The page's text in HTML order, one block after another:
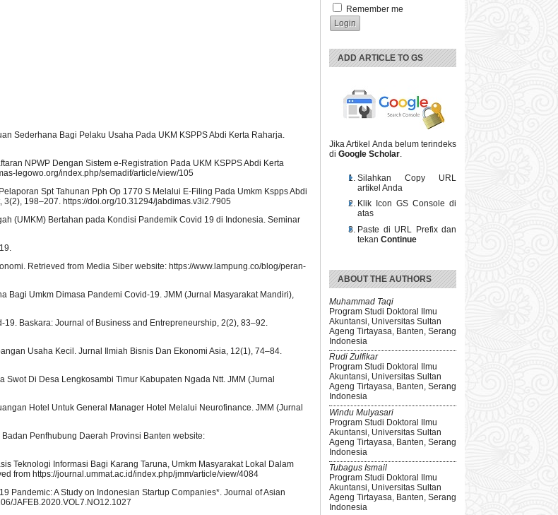
Remember me
ADD ARTICLE TO GS
Jika Artikel Anda belum terindeks
di Google Scholar
Silahkan Copy URL
artikel Anda
Klik Icon GS Console di
atas
Paste di URL Prefix dan
tekan Continue
ABOUT THE AUTHORS
Muhammad Taqi
Program Studi Doktoral Ilmu
Akuntansi, Universitas Sultan
Ageng Tirtayasa, Banten, Serang
Indonesia
Rudi Zulfikar
Program Studi Doktoral Ilmu
Akuntansi, Universitas Sultan
Ageng Tirtayasa, Banten, Serang
Indonesia
Windu Mulyasari
Program Studi Doktoral Ilmu
Akuntansi, Universitas Sultan
Ageng Tirtayasa, Banten, Serang
Indonesia
Tubagus Ismail
Program Studi Doktoral Ilmu
Akuntansi, Universitas Sultan
Ageng Tirtayasa, Banten, Serang
Indonesia
Sederhana Bagi Pelaku Usaha Pada UKM KSPPS Abdi Kerta Raharja.
NPWP Dengan Sistem e-Registration Pada UKM KSPPS Abdi Kerta
legowo.org/index.php/semadif/article/view/105
Spt Tahunan Pph Op 1770 S Melalui E-Filing Pada Umkm Kspps Abdi
198–207. https://doi.org/10.31294/jabdimas.v3i2.7905
(UMKM) Bertahan pada Kondisi Pandemik Covid 19 di Indonesia. Seminar
Retrieved from Media Siber website: https://www.lampung.co/blog/peran-
Bagi Umkm Dimasa Pandemi Covid-19. JMM (Jurnal Masyarakat Mandiri),
Baskara: Journal of Business and Entrepreneurship, 2(2), 83–92.
Usaha Kecil. Jurnal Ilmiah Bisnis Dan Ekonomi Asia, 12(1), 74–84.
Swot Di Desa Lengkosambi Timur Kabupaten Ngada Ntt. JMM (Jurnal
Hotel Untuk General Manager Hotel Melalui Neurofinance. JMM (Jurnal
Penfhubung Daerah Provinsi Banten website:
Teknologi Informasi Bagi Karang Taruna, Umkm Masyarakat Lokal Dalam
from https://journal.ummat.ac.id/index.php/jmm/article/view/4084
Pandemic: A Study on Indonesian Startup Companies*. Journal of Asian
JAFEB.2020.VOL7.NO12.1027